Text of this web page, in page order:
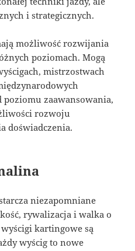
i strategicznych.
możliwość rozwijania
poziomach. Mogą
mistrzostwach
poziomu zaawansowania,
rozwoju
doświadczenia.
niezapomniane
rywalizacja i walka o
kartingowe są
wyścig to nowe